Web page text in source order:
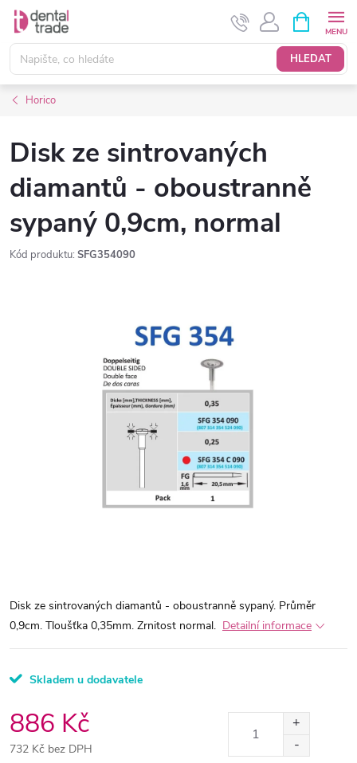
Přejít
obsah
HLEDAT
NÁKUPNÍ
KOŠÍK
Horico
Disk ze sintrovaných
diamantů - oboustranně
sypaný 0,9cm, normal
Kód produktu: SFG354090
Disk ze sintrovaných diamantů - oboustranně sypaný. Průměr
0,9cm. Tloušťka 0,35mm. Zrnitost normal. Detailní informace
Skladem u dodavatele
886 Kč
732 Kč bez DPH